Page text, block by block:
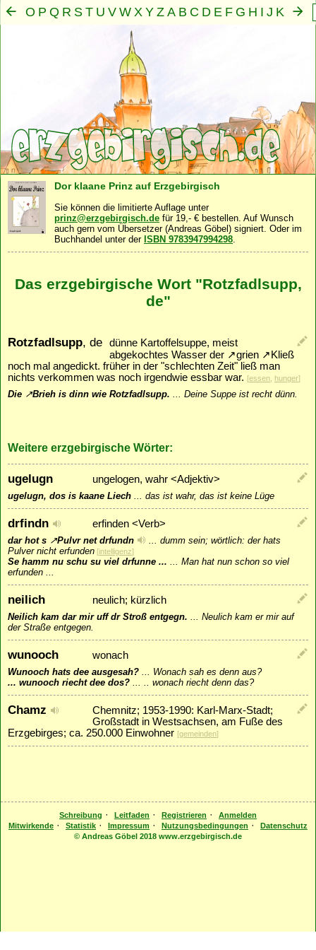
O P Q R S T U V W X Y Z A B C D E F G H I J K
Geist
Dor klaane Prinz auf Erzgebirgisch
Sie können die limitierte Auflage unter
prinz@erzgebirgisch.de für 19,- € bestellen. Auf Wunsch
auch gern vom Übersetzer (Andreas Göbel) signiert. Oder im
Buchhandel unter der ISBN 9783947994298.
Das erzgebirgische Wort "Rotzfadlsupp,
de"
Rotzfadlsupp, de
dünne Kartoffelsuppe, meist
abgekochtes Wasser der ↗grien ↗ Kließ
noch mal angedickt. früher in der "schlechten Zeit" ließ man
nichts verkommen was noch irgendwie essbar war. [essen hunger]
Die ↗Brieh is dinn wie Rotzfadlsupp. ... Deine Suppe ist recht dünn.
Weitere erzgebirgische Wörter:
ugelugn ungelogen, wahr <Adjektiv>
ugelugn, dos is kaane Liech ... das ist wahr, das ist keine Lüge
drfindn erfinden <Verb>
dar hot s ↗Pulvrnet drfundn ... dumm sein; wörtlich: der hats
Pulver nicht erfunden [intelligenz]
Se hamm nu schu su viel drfunne ... ... Man hat nun schon so viel
erfunden ...
neilich neulich; kürzlich
Neilich kam dar mir uff dr Stroß entgegn. ... Neulich kam er mir auf
der Straße entgegen.
wunooch wonach
Wunooch hats dee ausgesah? ... Wonach sah es denn aus?
... wunooch riecht dee dos? ... .. wonach riecht denn das?
Chamz
Chemnitz; 1953-1990: Karl-Marx-Stadt;
Großstadt in Westsachsen, am Fuße des
Erzgebirges; ca. 250.000 Einwohner [gemeinden]
Schreibung · Leitfaden · Registrieren ·
Anmelden
Mitwirkende · Statistik · Impressum · Nutzungsbedingungen ·
Datenschutz
© Andreas Göbel 2018 www.erzgebirgisch.de